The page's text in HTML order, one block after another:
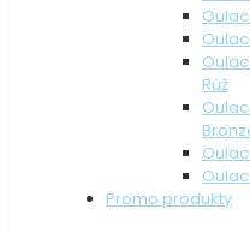
Rúž
Promo produkty